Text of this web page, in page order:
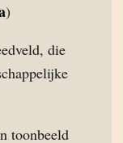
)
die
toonbeeld